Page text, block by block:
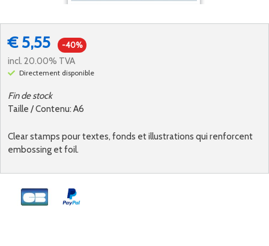
Taille / Contenu: A6
Fin de stock
€ 5,55 -40%
incl. 20.00% TVA
Directement disponible
Clear stamps pour textes, fonds et illustrations qui renforcent
embossing et foil.